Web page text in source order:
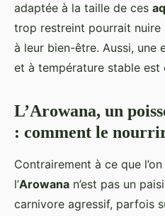
adaptée à la taille de ces
trop restreint pourrait nuire
à leur bien-être. Aussi, une
et à température stable est
L’Arowana, un
: comment le
Contrairement à ce que
l’Arowana n’est pas un
carnivore agressif, parfois